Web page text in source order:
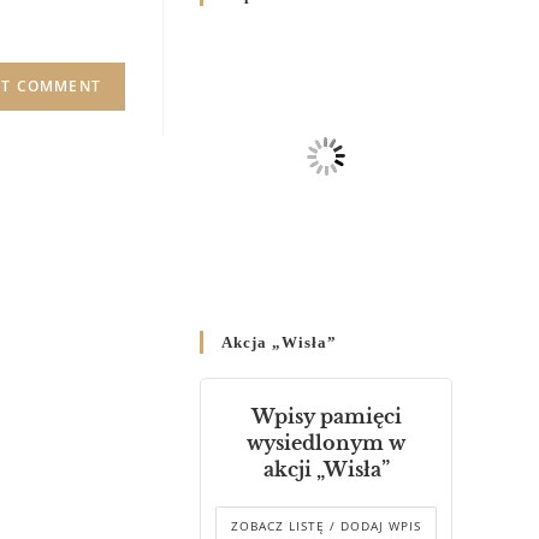
Родин
Справ Молоді та встановленя
складу Катихитичної Комісії
днях 2-12 липня 2024 р.”
Декрет єпископів
Перемисько-Варшавської
Митрополії стосовно
звершування Божественної
літургії
Akcja „Wisła”
Wpisy pamięci
wysiedlonym w
akcji „Wisła”
ZOBACZ LISTĘ / DODAJ WPIS